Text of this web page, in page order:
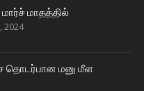
மாதத்தில்
2024
தொடர்பான மனு மீள